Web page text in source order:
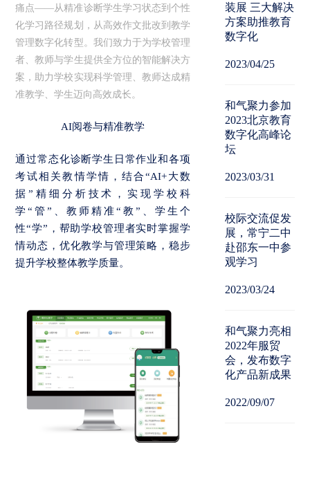
痛点——从精准诊断学生学习状态到个性
化学习路径规划，从高效作文批改到教学
管理数字化转型。我们致力于为学校管理
者、教师与学生提供全方位的智能解决方
案，助力学校实现科学管理、教师达成精
准教学、学生迈向高效成长。
AI阅卷与精准教学
通过常态化诊断学生日常作业和各项
考试相关教情学情，结合“AI+大数
据”精细分析技术，实现学校科
学“管”、教师精准“教”、学生个
性“学”，帮助学校管理者实时掌握学
情动态，优化教学与管理策略，稳步
提升学校整体教学质量。
装展 三大解决
方案助推教育
数字化
2023/04/25
和气聚力参加
2023北京教育
数字化高峰论
坛
2023/03/31
校际交流促发
展，常宁二中
赴邵东一中参
观学习
2023/03/24
和气聚力亮相
2022年服贸
会，发布数字
化产品新成果
2022/09/07